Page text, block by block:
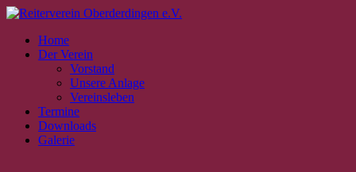
Home
Der Verein
Vorstand
Unsere Anlage
Vereinsleben
Termine
Downloads
Galerie